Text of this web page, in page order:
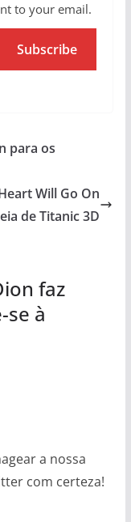
to your email.
Subscribe
para os
Will Go On
de Titanic 3D
faz
se à
a nossa
com certeza!